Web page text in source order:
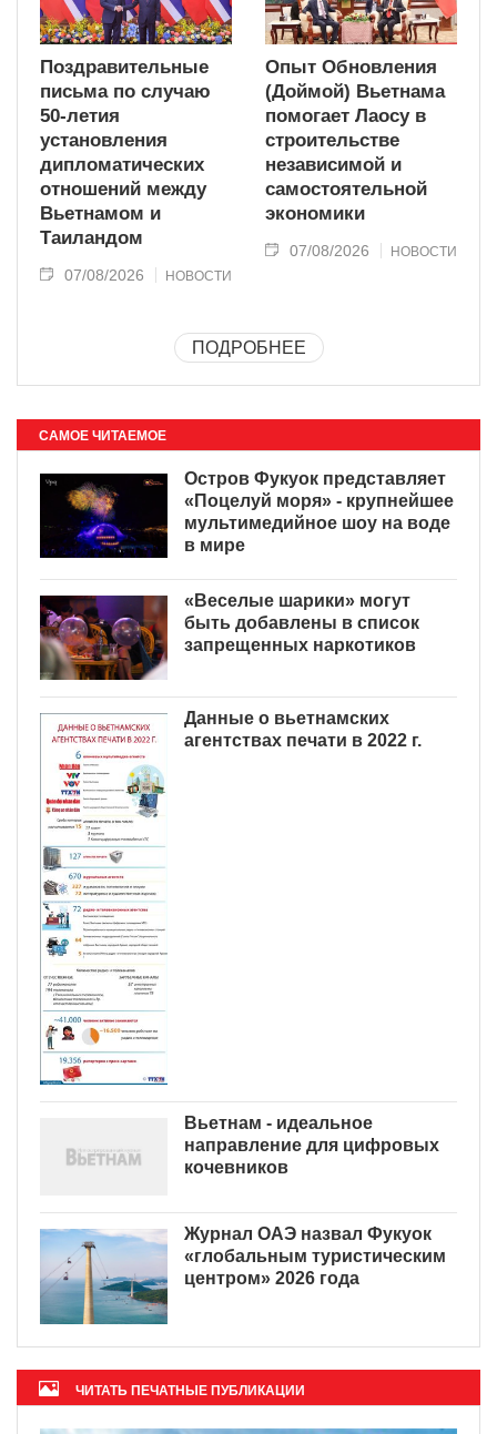
Поздравительные
письма по случаю
50-летия
установления
дипломатических
отношений между
Вьетнамом и
Таиландом
07/08/2026 НОВОСТИ
Опыт Обновления
(Доймой) Вьетнама
помогает Лаосу в
строительстве
независимой и
самостоятельной
экономики
07/08/2026 НОВОСТИ
ПОДРОБНЕЕ
САМОЕ ЧИТАЕМОЕ
Остров Фукуок представляет
«Поцелуй моря» - крупнейшее
мультимедийное шоу на воде
в мире
«Веселые шарики» могут
быть добавлены в список
запрещенных наркотиков
Данные о вьетнамских
агентствах печати в 2022 г.
Вьетнам - идеальное
направление для цифровых
кочевников
Журнал ОАЭ назвал Фукуок
«глобальным туристическим
центром» 2026 года
ЧИТАТЬ ПЕЧАТНЫЕ ПУБЛИКАЦИИ